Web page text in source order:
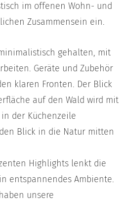
im offenen Wohn- und
Zusammensein ein.
gehalten, mit
Geräte und Zubehör
klaren Fronten. Der Blick
auf den Wald wird mit
der Küchenzeile
Blick in die Natur mitten
Highlights lenkt die
entspannendes Ambiente.
unsere